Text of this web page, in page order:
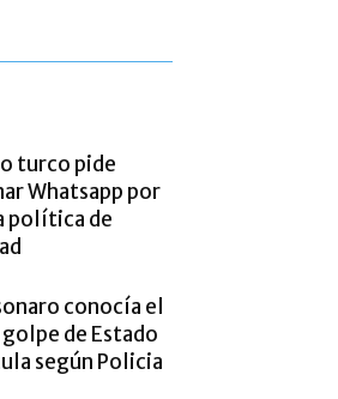
turco pide
Whatsapp por
política de
conocía el
de Estado
según Policia